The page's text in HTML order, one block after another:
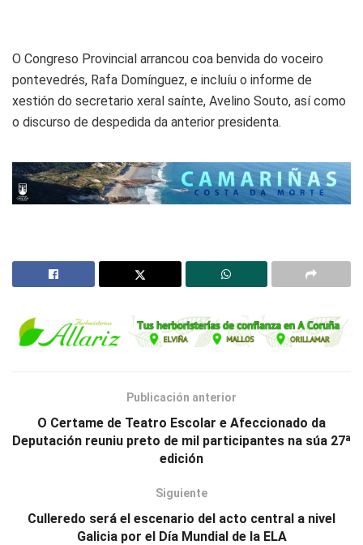
O Congreso Provincial arrancou coa benvida do voceiro
pontevedrés, Rafa Domínguez, e incluíu o informe de
xestión do secretario xeral saínte, Avelino Souto, así como
o discurso de despedida da anterior presidenta.
Publicación anterior
O Certame de Teatro Escolar e Afeccionado da
Deputación reuniu preto de mil participantes na súa 27ª
edición
Siguiente
Culleredo será el escenario del acto central a nivel
Galicia por el Día Mundial de la ELA